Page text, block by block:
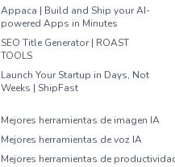
Appaca | Build and Ship your AI-
powered Apps in Minutes
SEO Title Generator | ROAST
TOOLS
Launch Your Startup in Days, Not
Weeks | ShipFast
Mejores herramientas de imagen IA
Mejores herramientas de voz IA
Mejores herramientas de